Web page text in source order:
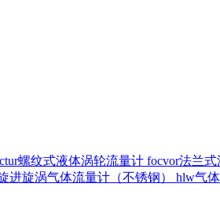
螺纹式液体涡轮流量计 focvor法兰
进旋涡气体流量计（不锈钢） hlw气